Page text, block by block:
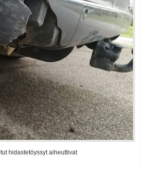
hidastetöyssyt aiheuttivat